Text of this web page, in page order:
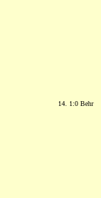
14. 1:0 Behr